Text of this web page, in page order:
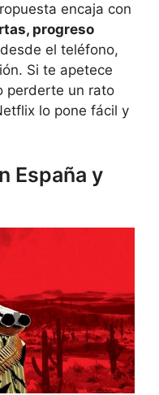
encaja con
progreso
desde el teléfono,
Si te apetece
perderte un rato
lo pone fácil y
España y